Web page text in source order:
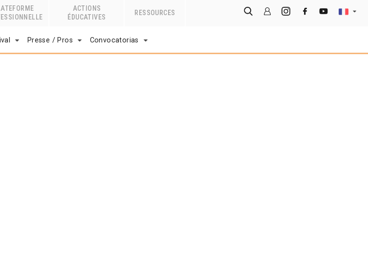
ACTIONS
ÉDUCATIVES
RESSOURCES
Presse / Pros Convocatorias